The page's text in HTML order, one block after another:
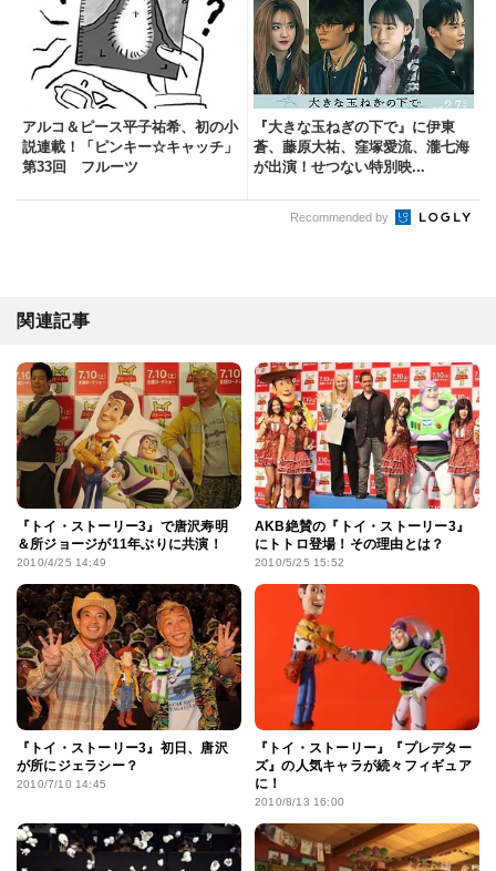
アルコ＆ピース平子祐希、初の小
説連載！「ピンキー☆キャッチ」
第33回 フルーツ
『大きな玉ねぎの下で』に伊東
蒼、藤原大祐、窪塚愛流、瀧七海
が出演！せつない特別映...
Recommended by
関連記事
『トイ・ストーリー3』で唐沢寿明
＆所ジョージが11年ぶりに共演！
2010/4/25 14:49
AKB絶賛の『トイ・ストーリー3』
にトトロ登場！その理由とは？
2010/5/25 15:52
『トイ・ストーリー3』初日、唐沢
が所にジェラシー？
2010/7/10 14:45
『トイ・ストーリー』『プレデター
ズ』の人気キャラが続々フィギュア
に！
2010/8/13 16:00